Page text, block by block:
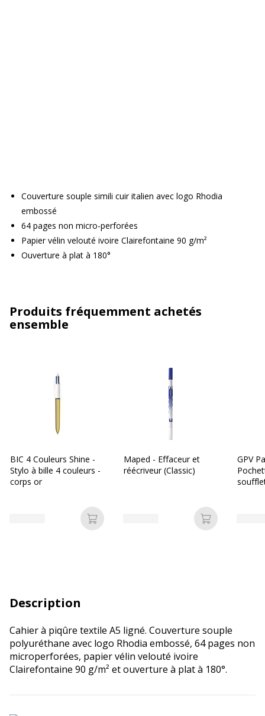
Couverture souple simili cuir italien avec logo Rhodia
embossé
64 pages non micro-perforées
Papier vélin velouté ivoire Clairefontaine 90 g/m²
Ouverture à plat à 180°
Produits fréquemment achetés
ensemble
BIC 4 Couleurs Shine -
Stylo à bille 4 couleurs -
corps or
Ajouter au panier
Maped - Effaceur et
réécriveur (Classic)
Ajouter au
GPV
Description
Cahier à piqûre textile A5 ligné. Couverture souple
polyuréthane avec logo Rhodia embossé, 64 pages non
microperforées, papier vélin velouté ivoire
Clairefontaine 90 g/m² et ouverture à plat à 180°.